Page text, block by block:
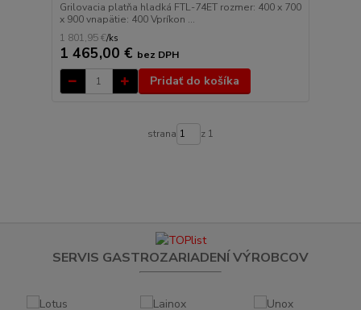
Grilovacia platňa hladká FTL-74ET rozmer: 400 x 700
x 900 vnapätie: 400 Vpríkon ...
1 801,95 €/ks
1 465,00 € bez DPH
Pridať do košíka
strana z 1
SERVIS GASTROZARIADENÍ VÝROBCOV